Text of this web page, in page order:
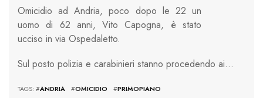
Omicidio ad Andria, poco dopo le 22 un
uomo di 62 anni, Vito Capogna, è stato
ucciso in via Ospedaletto.
Sul posto polizia e carabinieri stanno procedendo ai…
TAGS: #ANDRIA #OMICIDIO #PRIMOPIANO